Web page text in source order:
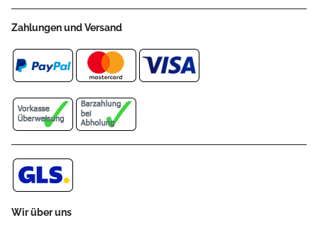
Zahlungen und Versand
Wir über uns